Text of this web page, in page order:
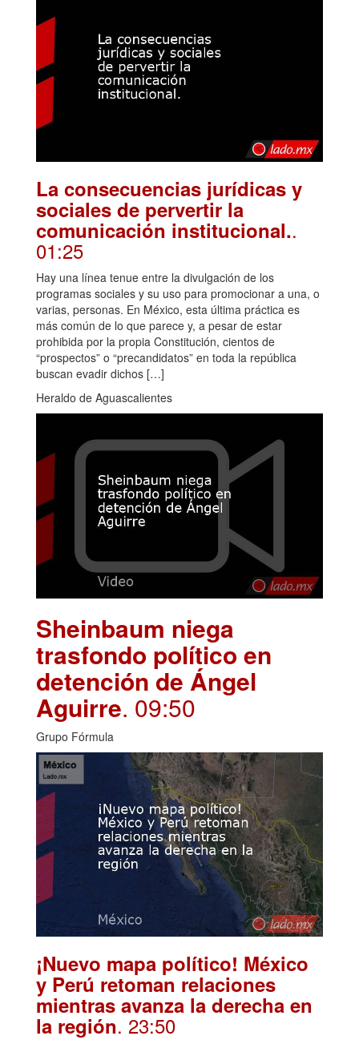
La consecuencias jurídicas y
sociales de pervertir la
comunicación institucional..
01:25
Hay una línea tenue entre la divulgación de los
programas sociales y su uso para promocionar a una, o
varias, personas. En México, esta última práctica es
más común de lo que parece y, a pesar de estar
prohibida por la propia Constitución, cientos de
“prospectos” o “precandidatos” en toda la república
buscan evadir dichos […]
Heraldo de Aguascalientes
Sheinbaum niega
trasfondo político en
detención de Ángel
Aguirre. 09:50
Grupo Fórmula
¡Nuevo mapa político! México
y Perú retoman relaciones
mientras avanza la derecha en
la región. 23:50